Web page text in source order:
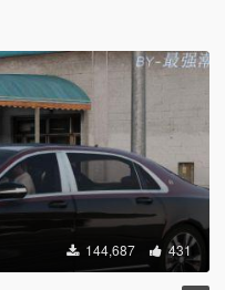
144,687 431